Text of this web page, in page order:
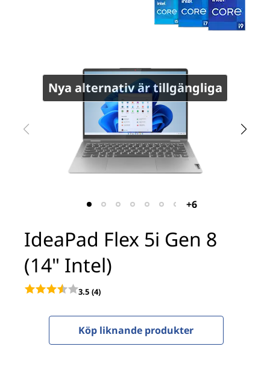
Nya alternativ är tillgängliga
+6
IdeaPad Flex 5i Gen 8
(14" Intel)
3.5 (4)
Köp liknande produkter